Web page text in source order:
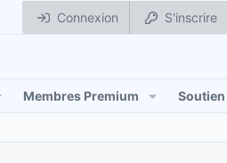
Connexion S'inscrire
Membres Premium Soutien